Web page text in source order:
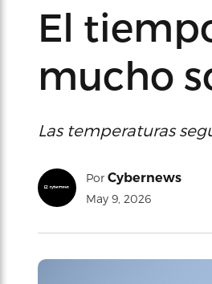
El
mucho
Las temperaturas
Por Cybernews
May 9, 2026